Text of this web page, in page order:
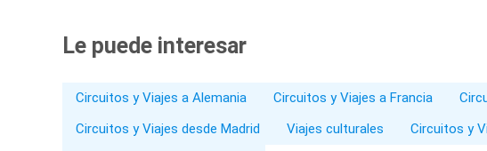
Le puede interesar
Circuitos y Viajes a Alemania Circuitos y Viajes a Francia
Circuitos y Viajes desde Madrid
Viajes culturales Circuitos y